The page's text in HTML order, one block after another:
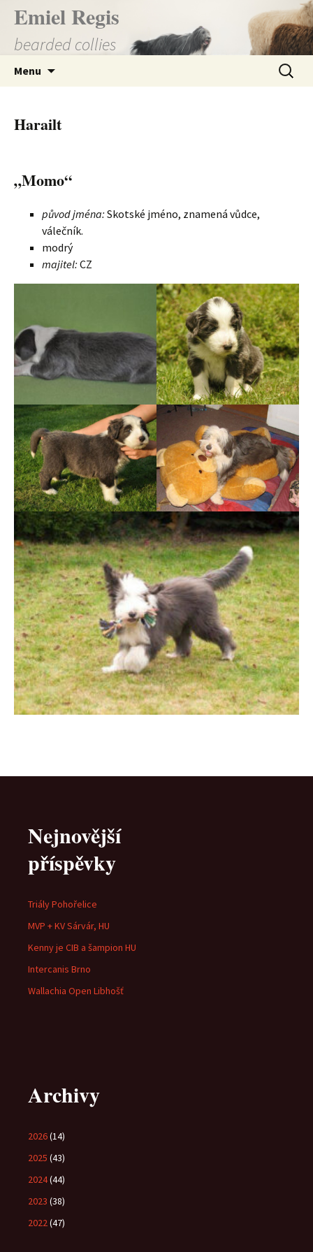
Přejít
obsahu
Emiel Regis
bearded collies
Menu
Harailt
„Momo“
původ jména: Skotské jméno, znamená vůdce,
válečník.
modrý
majitel: CZ
Nejnovější
příspěvky
Triály Pohořelice
MVP + KV Sárvár, HU
Kenny je CIB a šampion HU
Intercanis Brno
Wallachia Open Libhošť
Archivy
2026(14)
2025 (43)
2024(44)
2023 (38)
2022(47)